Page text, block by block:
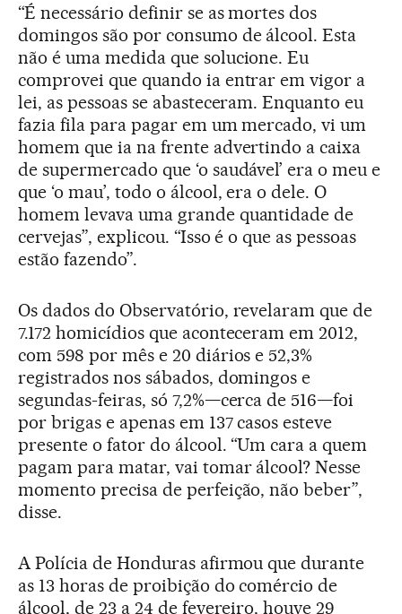
“É necessário definir se as mortes dos
domingos são por consumo de álcool. Esta
não é uma medida que solucione. Eu
comprovei que quando ia entrar em vigor a
lei, as pessoas se abasteceram. Enquanto eu
fazia fila para pagar em um mercado, vi um
homem que ia na frente advertindo a caixa
de supermercado que ‘o saudável’ era o meu e
que ‘o mau’, todo o álcool, era o dele. O
homem levava uma grande quantidade de
cervejas”, explicou. “Isso é o que as pessoas
estão fazendo”.
Os dados do Observatório, revelaram que de
7.172 homicídios que aconteceram em 2012,
com 598 por mês e 20 diários e 52,3%
registrados nos sábados, domingos e
segundas-feiras, só 7,2%—cerca de 516—foi
por brigas e apenas em 137 casos esteve
presente o fator do álcool. “Um cara a quem
pagam para matar, vai tomar álcool? Nesse
momento precisa de perfeição, não beber”,
disse.
A Polícia de Honduras afirmou que durante
as 13 horas de proibição do comércio de
álcool, de 23 a 24 de fevereiro, houve 29